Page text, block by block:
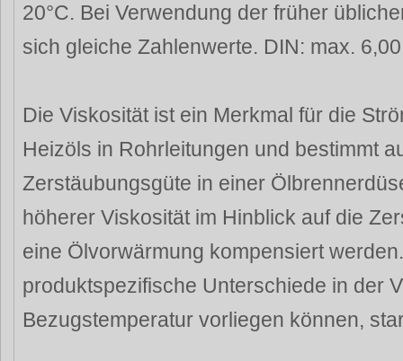
20°C. Bei Verwendung der früher
sich gleiche Zahlenwerte. DIN: max. 6,00
Die Viskosität ist ein Merkmal für die
Heizöls in Rohrleitungen und bestimmt
Zerstäubungsgüte in einer
höherer Viskosität im Hinblick auf die
eine Ölvorwärmung kompensiert
produktspezifische Unterschiede in der
Bezugstemperatur vorliegen können,